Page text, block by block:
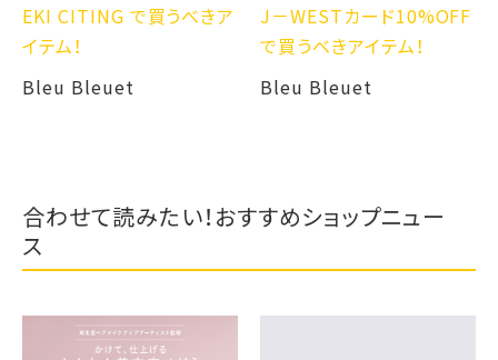
EKI CITING で買うべきア
イテム！
Bleu Bleuet
J－WESTカード10%OFF
で買うべきアイテム！
Bleu Bleuet
合わせて読みたい！おすすめショップニュー
ス